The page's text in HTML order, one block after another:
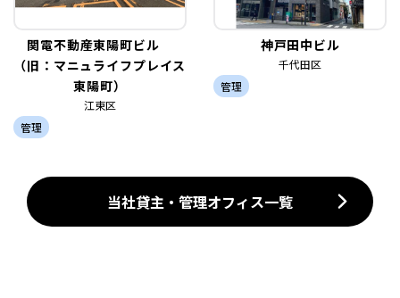
関電不動産東陽町ビル
（旧：マニュライフプレイス
東陽町）
江東区
管理
神戸田中ビル
千代田区
管理
当社貸主・管理オフィス一覧